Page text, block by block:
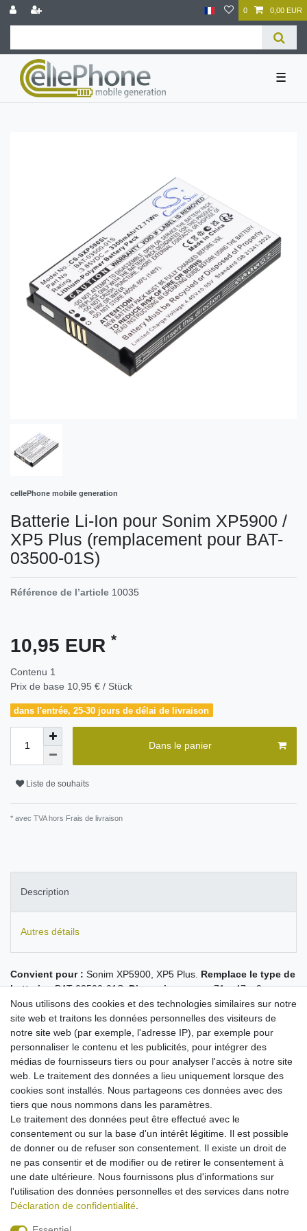
0 0,00 EUR
☰
cellePhone mobile generation
Batterie Li-Ion pour Sonim XP5900 /
XP5 Plus (remplacement pour BAT-
03500-01S)
Référence de l’article 10035
10,95 EUR *
Contenu 1
Prix de base 10,95 € / Stück
dans l'entrée, 25-30 jours de délai de livraison
Dans le panier
Liste de souhaits
* avec TVA hors Frais de livraison
Description
Autres détails
Convient pour : Sonim XP5900, XP5 Plus. Remplace le type de
batterie :BAT-03500-01S.Dimensions :env. 71 x 47 x 9 mm.
Capacité : 3300 mAh.
Longues durées de veille et de conversation
avec la capacité maximale possible pour ce type de
batterie !
Cellules de haute qualité avec une longue durée de vie
ajustement parfait
remplace la batterie d'origine des modèles susmentionnés
Se recharge avec n'importe quel chargeur adapté à
l'appareil
Aucun effet mémoire
avec protection contre la surcharge/surchauffe/court-circuit
sécurité maximale possible !
Nous utilisons des cookies et des technologies similaires sur notre
site web et traitons les données personnelles des visiteurs de
notre site web (par exemple, l'adresse IP), par exemple pour
personnaliser le contenu et les publicités, pour intégrer des
médias de fournisseurs tiers ou pour analyser l'accès à notre site
web. Le traitement des données a lieu uniquement lorsque des
cookies sont installés. Nous partageons ces données avec des
tiers que nous nommons dans les paramètres.
Le traitement des données peut être effectué avec le
consentement ou sur la base d'un intérêt légitime. Il est possible
de donner ou de refuser son consentement. Il existe un droit de
ne pas consentir et de modifier ou de retirer le consentement à
une date ultérieure. Nous fournissons plus d'informations sur
l'utilisation des données personnelles et des services dans notre
Déclaration de confidentialité